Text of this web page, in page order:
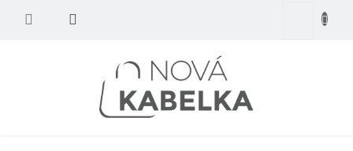
Nákupný